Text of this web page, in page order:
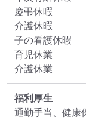
慶弔休暇
介護休暇
子の看護休暇
育児休業
介護休業
福利厚生
通勤手当、健康